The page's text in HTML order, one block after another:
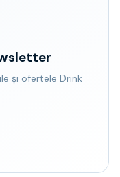
și ofertele Drink